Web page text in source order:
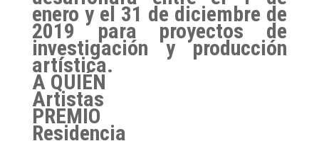
enero y el 31 de diciembre de
2019 para proyectos de
investigación y producción
artística.
A QUIÉN
Artistas
PREMIO
Residencia